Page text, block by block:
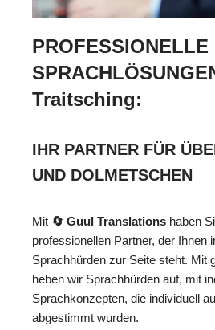
PROFESSIONELLE
Traitsching:
IHR PARTNER FÜR
UND DOLMETSCHEN
Mit 🔄 Guul Translations haben
professionellen Partner, der Ihnen
Sprachhürden zur Seite steht. Mit
heben wir Sprachhürden auf, mit
Sprachkonzepten, die individuell
abgestimmt wurden.